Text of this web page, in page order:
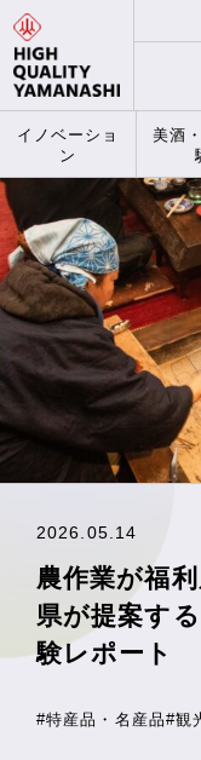
イノベーショ
ン
美酒
2026.05.14
農作業が福
県が提案す
験レポート
#特産品・名産品#観